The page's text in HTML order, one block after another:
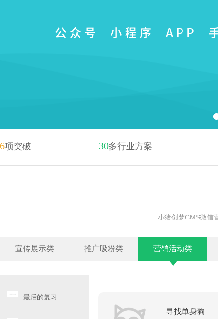
6项突破 30多行业方案
小猪创梦CMS微信
宣传展示类 推广吸粉类 营销活动类
最后的复习
寻找单身狗